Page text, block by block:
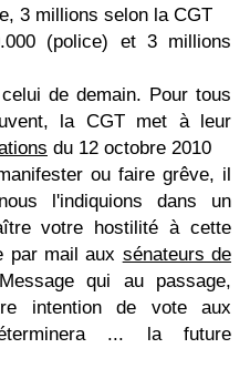
3 millions selon la CGT
(police) et 3 millions
de demain. Pour tous
la CGT met à leur
du 12 octobre 2010
ou faire grêve, il
l'indiquions dans un
votre hostilité à cette
par mail aux sénateurs de
qui au passage,
intention de vote aux
... la future